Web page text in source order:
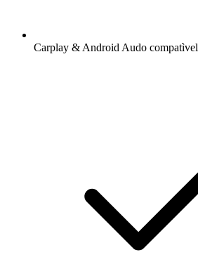
Carplay & Android Audo compatìvel